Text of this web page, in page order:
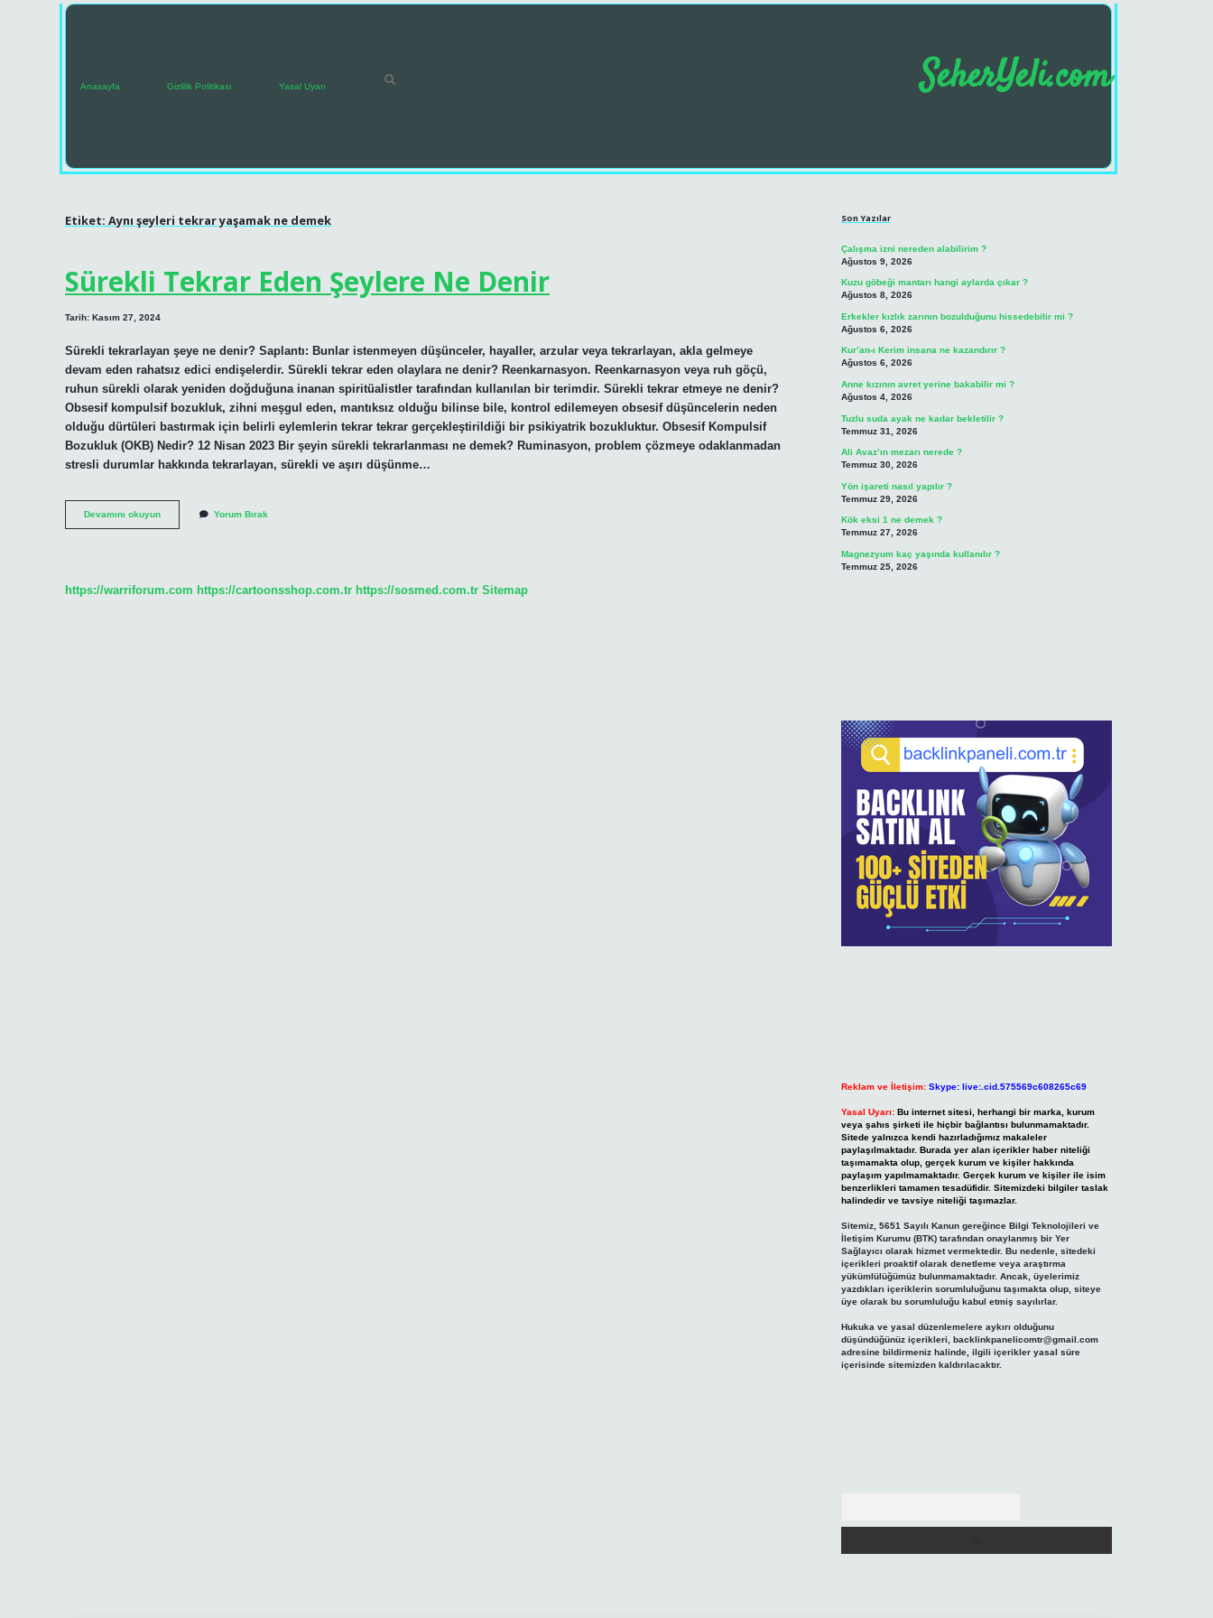
Anasayfa Gizlilik Politikası Yasal Uyarı SeherYeli.com
Etiket: Aynı şeyleri tekrar yaşamak ne demek
Sürekli Tekrar Eden Şeylere Ne Denir
Tarih: Kasım 27, 2024
Sürekli tekrarlayan şeye ne denir? Saplantı: Bunlar istenmeyen düşünceler, hayaller, arzular veya tekrarlayan, akla gelmeye
devam eden rahatsız edici endişelerdir. Sürekli tekrar eden olaylara ne denir? Reenkarnasyon. Reenkarnasyon veya ruh göçü,
ruhun sürekli olarak yeniden doğduğuna inanan spiritüalistler tarafından kullanılan bir terimdir. Sürekli tekrar etmeye ne denir?
Obsesif kompulsif bozukluk, zihni meşgul eden, mantıksız olduğu bilinse bile, kontrol edilemeyen obsesif düşüncelerin neden
olduğu dürtüleri bastırmak için belirli eylemlerin tekrar tekrar gerçekleştirildiği bir psikiyatrik bozukluktur. Obsesif Kompulsif
Bozukluk (OKB) Nedir? 12 Nisan 2023 Bir şeyin sürekli tekrarlanması ne demek? Ruminasyon, problem çözmeye odaklanmadan
stresli durumlar hakkında tekrarlayan, sürekli ve aşırı düşünme…
Devamını okuyunSürekli
Yorum Bırak
https://warriforum.com https://cartoonsshop.com.tr https://sosmed.com.tr Sitemap
Son Yazılar
Çalışma izni nereden alabilirim ?
Ağustos 9, 2026
Kuzu göbeği mantarı hangi aylarda çıkar ?
Ağustos 8, 2026
Erkekler kızlık zarının bozulduğunu hissedebilir mi ?
Ağustos 6, 2026
Kur’an-ı Kerim insana ne kazandırır ?
Ağustos 6, 2026
Anne kızının avret yerine bakabilir mi ?
Ağustos 4, 2026
Tuzlu suda ayak ne kadar bekletilir ?
Temmuz 31, 2026
Ali Avaz’ın mezarı nerede ?
Temmuz 30, 2026
Yön işareti nasıl yapılır ?
Temmuz 29, 2026
Kök eksi 1 ne demek ?
Temmuz 27, 2026
Magnezyum kaç yaşında kullanılır ?
Temmuz 25, 2026
Reklam ve İletişim: Skype: live:.cid.575569c608265c69
Yasal Uyarı: Bu internet sitesi, herhangi bir marka, kurum
veya şahıs şirketi ile hiçbir bağlantısı bulunmamaktadır.
Sitede yalnızca kendi hazırladığımız makaleler
paylaşılmaktadır. Burada yer alan içerikler haber niteliği
taşımamakta olup, gerçek kurum ve kişiler hakkında
paylaşım yapılmamaktadır. Gerçek kurum ve kişiler ile isim
benzerlikleri tamamen tesadüfidir. Sitemizdeki bilgiler taslak
halindedir ve tavsiye niteliği taşımazlar.
Sitemiz, 5651 Sayılı Kanun gereğince Bilgi Teknolojileri ve
İletişim Kurumu (BTK) tarafından onaylanmış bir Yer
Sağlayıcı olarak hizmet vermektedir. Bu nedenle, sitedeki
içerikleri proaktif olarak denetleme veya araştırma
yükümlülüğümüz bulunmamaktadır. Ancak, üyelerimiz
yazdıkları içeriklerin sorumluluğunu taşımakta olup, siteye
üye olarak bu sorumluluğu kabul etmiş sayılırlar.
Hukuka ve yasal düzenlemelere aykırı olduğunu
düşündüğünüz içerikleri, backlinkpanelicomtr@gmail.com
adresine bildirmeniz halinde, ilgili içerikler yasal süre
içerisinde sitemizden kaldırılacaktır.
https://betci.co/